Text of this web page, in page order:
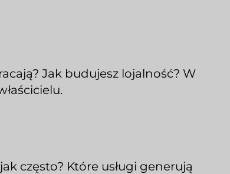
Jak budujesz lojalność? W
często? Które usługi generują